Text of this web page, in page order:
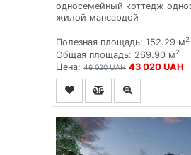
односемейный коттедж
жилой мансардой
Полезная площадь: 152.29 м2
Общая площадь: 269.90 м2
Цена: 46 020 UAH 43 020 UAH